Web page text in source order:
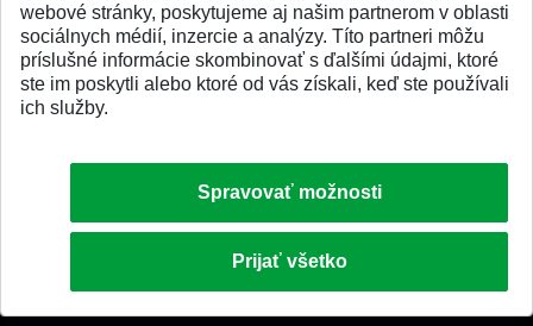
SPÄŤ NA VRCH
webové stránky, poskytujeme aj našim partnerom v oblasti
sociálnych médií, inzercie a analýzy. Títo partneri môžu
príslušné informácie skombinovať s ďalšími údajmi, ktoré
ste im poskytli alebo ktoré od vás získali, keď ste používali
ich služby.
Spravovať možnosti
Prijať všetko